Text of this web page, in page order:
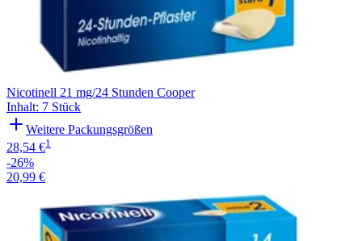
Nicotinell 21 mg/24 Stunden Cooper
Inhalt: 7 Stück
Weitere Packungsgrößen
28,54 €1
-26%
20,99 €